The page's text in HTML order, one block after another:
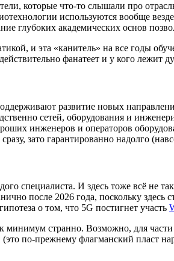
которые что-то слышали про
используются вообще
глубоких академических основ
и эта «канитель» на все годы
фанатеет и у кого лежит
развитие новых
сетей, оборудования и
инженеров и операторов
зато гарантированно надолго
специалиста. И здесь тоже всё не
после 2026 года, поскольку
о том, что 5G постигнет участь
минимум странно. Возможно, для
по-прежнему флагманский пласт